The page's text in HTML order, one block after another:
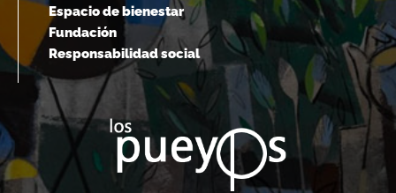
Espacio de bienestar
Fundación
Responsabilidad social